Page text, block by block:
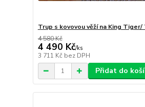
Trup s kovovou věží na King Tiger/
4 580 Kč
4 490 Kč/ks
3 711 Kč bez DPH
Přidat do